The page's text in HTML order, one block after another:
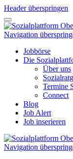
Header überspringen
Navigation
Jobbörse
Die
Über uns
Termine
Connect
Blog
Job Alert
Job inserieren
Navigation